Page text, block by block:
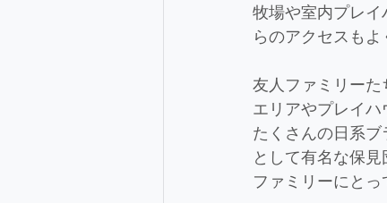
牧場や室内プレ
らのアクセスも
友人ファミリー
エリアやプレイ
たくさんの日系
として有名な保
ファミリーにとっ